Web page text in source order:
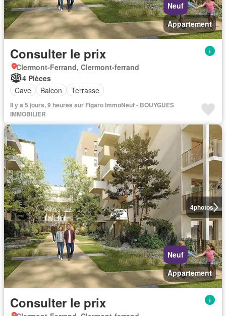
Neuf
Appartement
Consulter le prix
Clermont-Ferrand, Clermont-ferrand
4 Pièces
Cave
Balcon Terrasse
Il y a 5 jours, 9 heures sur Figaro ImmoNeuf - BOUYGUES
IMMOBILIER
4photos
Neuf
Appartement
Consulter le prix